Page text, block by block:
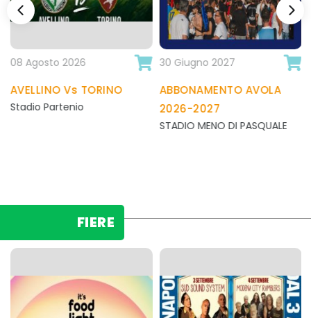
+ info
/evento_dettagli.php
08 Agosto 2026
AVELLINO Vs TORINO
Stadio Partenio
+ info
/evento_dettagli.php
30 Giugno 2027
ABBONAMENTO AVOLA
2026-2027
STADIO MENO DI PASQUALE
FIERE